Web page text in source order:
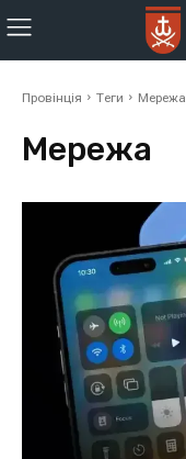
Провінція Теги Мережа
Мережа